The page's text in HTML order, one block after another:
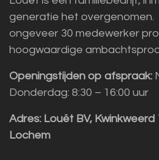
generatie het overgenomen.
ongeveer 30 medewerker
hoogwaardige
Openingstijden op afspraak:
Donderdag: 8:30 – 16:00 uur
Adres: Louët BV, Kwinkweerd
Lochem